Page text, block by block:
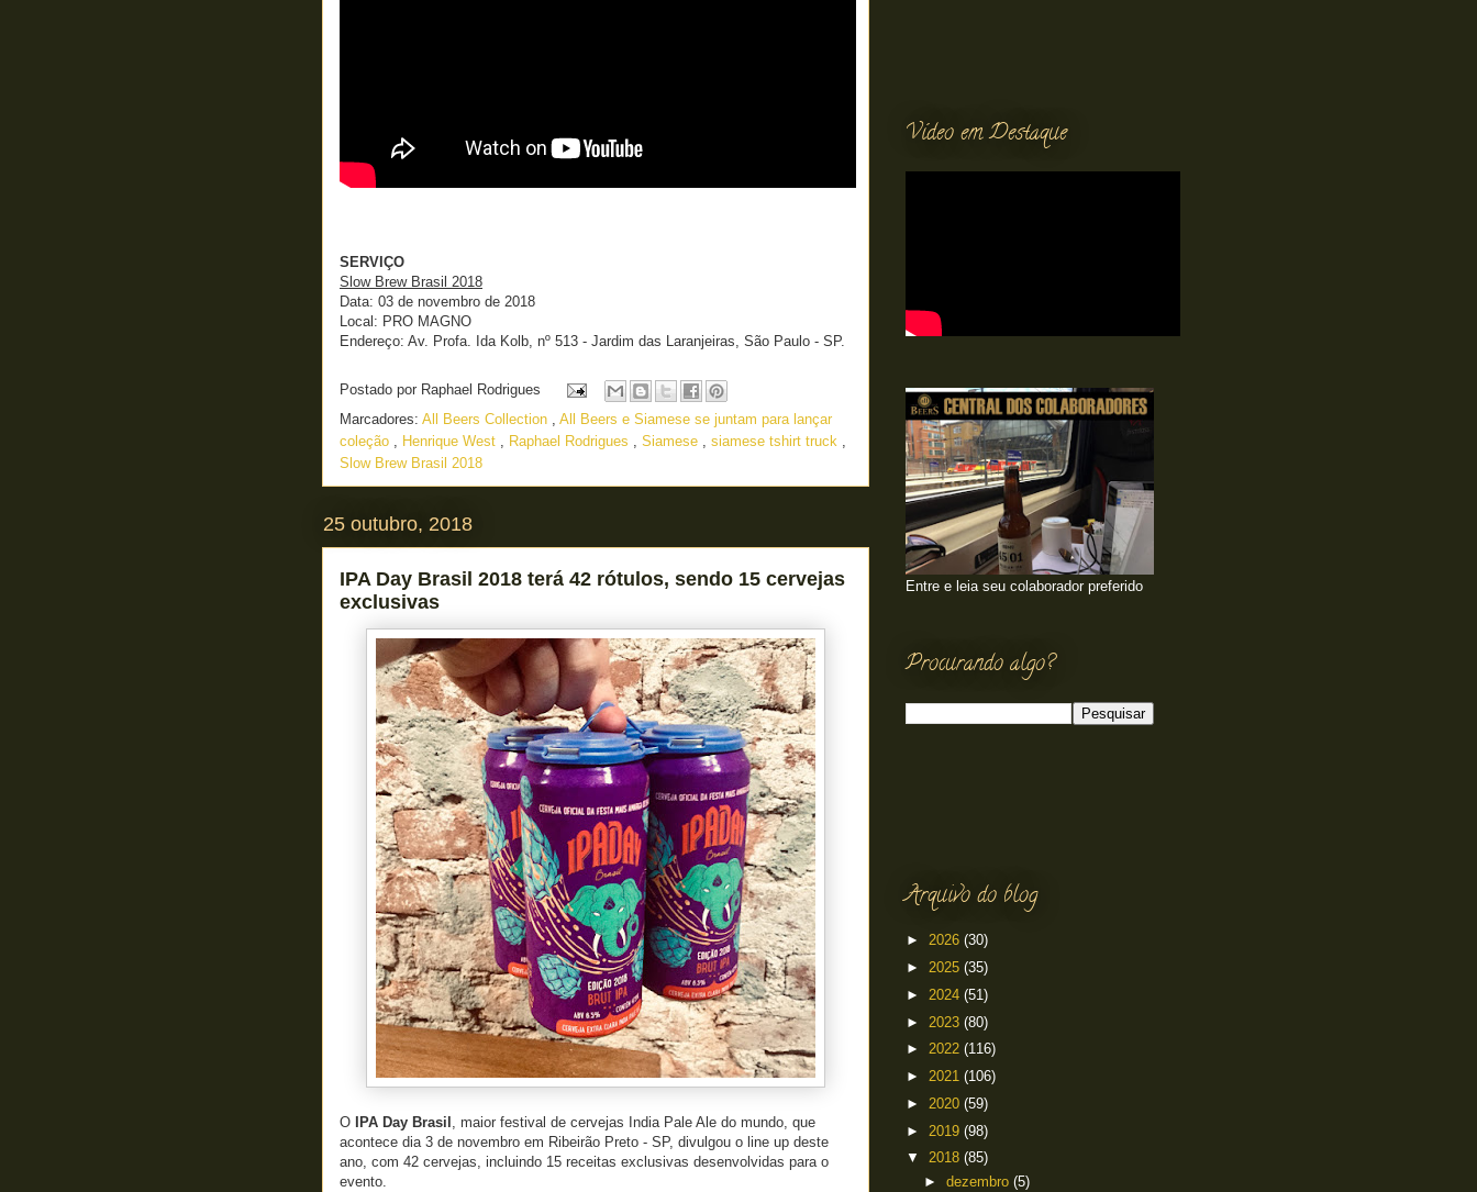
SERVIÇO
Slow Brew Brasil 2018
Data: 03 de novembro de 2018
Local: PRO MAGNO
Endereço: Av. Profa. Ida Kolb, nº 513 - Jardim das Laranjeiras, São Paulo - SP.
Postado por Raphael Rodrigues
Marcadores: All Beers Collection , All Beers e Siamese se juntam para lançar
coleção , Henrique West , Raphael Rodrigues , Siamese , siamese tshirt truck ,
Slow Brew Brasil 2018
25 outubro, 2018
IPA Day Brasil 2018 terá 42 rótulos, sendo 15 cervejas
exclusivas
O IPA Day Brasil , maior festival de cervejas India Pale Ale do mundo, que
acontece dia 3 de novembro em Ribeirão Preto - SP, divulgou o line up deste
ano, com 42 cervejas, incluindo 15 receitas exclusivas desenvolvidas para o
evento.
Vídeo em Destaque
Entre e leia seu colaborador preferido
Procurando algo?
Arquivo do blog
► 2026 (30)
► 2025 (35)
► 2024 (51)
► 2023 (80)
► 2022 (116)
► 2021 (106)
► 2020 (59)
► 2019 (98)
▼ 2018 (85)
► dezembro (5)